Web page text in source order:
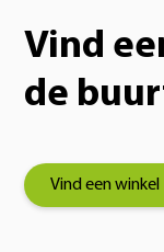
Vind
de
Vind een winkel